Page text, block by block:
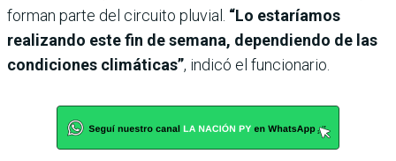
forman parte del circuito pluvial. “Lo estaríamos
realizando este fin de semana, dependiendo de las
condiciones climáticas”, indicó el funcionario.